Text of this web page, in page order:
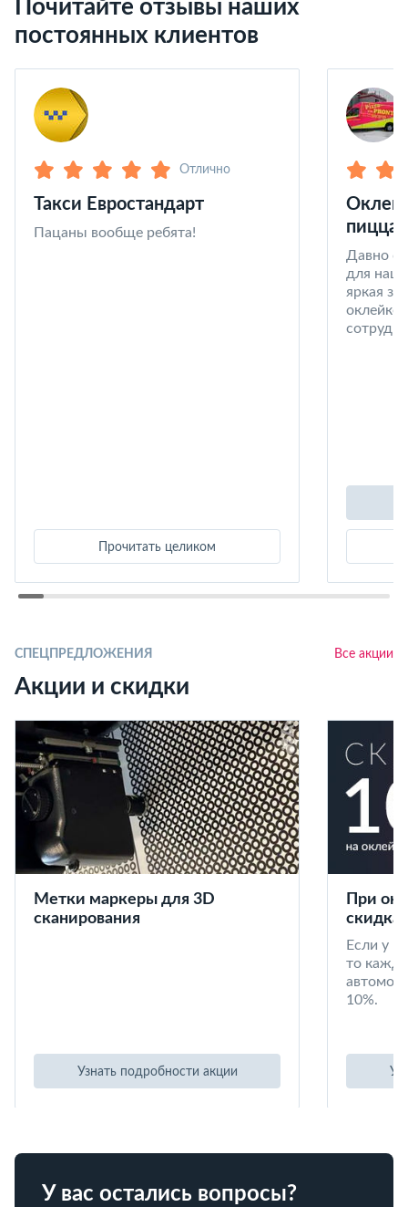
Почитайте отзывы наших
постоянных клиентов
Отлично
Такси Евростандарт
Пацаны вообще ребята!
Прочитать целиком
пицца
Давно
для
яркая
оклейке
СПЕЦПРЕДЛОЖЕНИЯ Все акции
Акции и скидки
Метки маркеры для 3D
сканирования
Узнать подробности акции
При
скидка
Если у
то
10%.
У вас остались вопросы?